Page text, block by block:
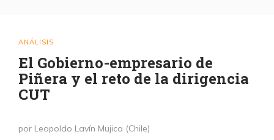
ANÁLISIS
El Gobierno-empresario de
Piñera y el reto de la dirigencia
CUT
por Leopoldo Lavín Mujica (Chile)